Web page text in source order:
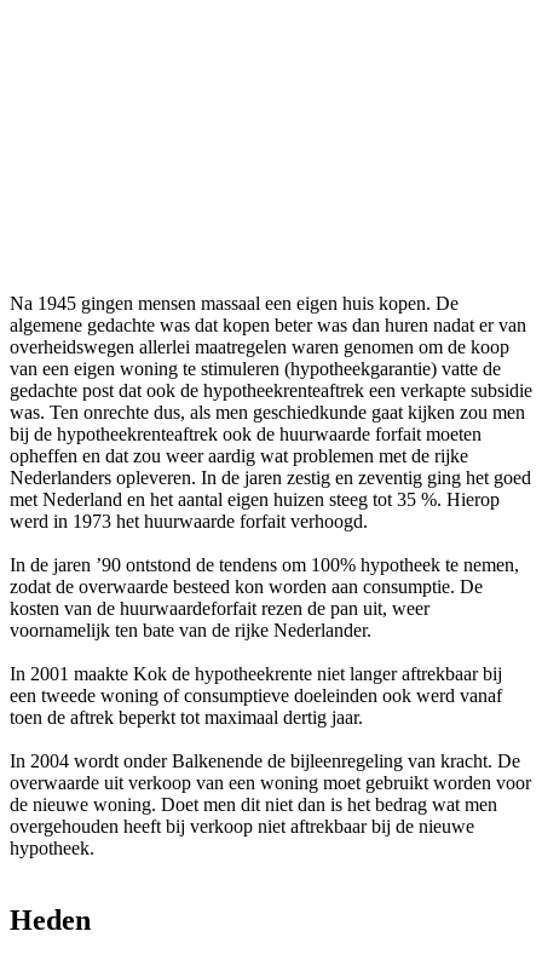
Na 1945 gingen mensen massaal een eigen huis kopen. De
algemene gedachte was dat kopen beter was dan huren nadat er van
overheidswegen allerlei maatregelen waren genomen om de koop
van een eigen woning te stimuleren (hypotheekgarantie) vatte de
gedachte post dat ook de hypotheekrenteaftrek een verkapte subsidie
was. Ten onrechte dus, als men geschiedkunde gaat kijken zou men
bij de hypotheekrenteaftrek ook de huurwaarde forfait moeten
opheffen en dat zou weer aardig wat problemen met de rijke
Nederlanders opleveren. In de jaren zestig en zeventig ging het goed
met Nederland en het aantal eigen huizen steeg tot 35 %. Hierop
werd in 1973 het huurwaarde forfait verhoogd.
In de jaren ’90 ontstond de tendens om 100% hypotheek te nemen,
zodat de overwaarde besteed kon worden aan consumptie. De
kosten van de huurwaardeforfait rezen de pan uit, weer
voornamelijk ten bate van de rijke Nederlander.
In 2001 maakte Kok de hypotheekrente niet langer aftrekbaar bij
een tweede woning of consumptieve doeleinden ook werd vanaf
toen de aftrek beperkt tot maximaal dertig jaar.
In 2004 wordt onder Balkenende de bijleenregeling van kracht. De
overwaarde uit verkoop van een woning moet gebruikt worden voor
de nieuwe woning. Doet men dit niet dan is het bedrag wat men
overgehouden heeft bij verkoop niet aftrekbaar bij de nieuwe
hypotheek.
Heden